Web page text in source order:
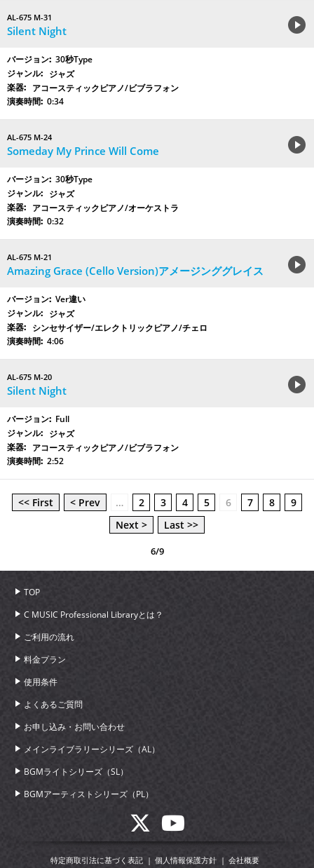
AL-675 M-31
Silent Night
30秒Type
ジャズ
アコースティックピアノ/ビブラフォン
0:34
AL-675 M-24
Someday My Prince Will Come
30秒Type
ジャズ
アコースティックピアノ/オーケストラ
0:32
AL-675 M-21
Amazing Grace (Cello Version)アメージンググレイス
Ver違い
ジャズ
シンセサイザー/エレクトリックピアノ/チェロ
4:06
AL-675 M-20
Silent Night
Full
ジャズ
アコースティックピアノ/ビブラフォン
2:52
<< First < Prev … 2 3 4 5 6 7 8
9
Next >
Last >>
6/9
TOP
C MUSIC Professional Libraryとは？
ご利用の流れ
料金プラン
使用条件
よくあるご質問
お申し込み・お問い合わせ
メインライブラリーシリーズ（AL）
BGMライトシリーズ（SL）
BGMアーティストシリーズ（PL）
特定商取引法に基づく表記 個人情報保護方針 会社概要